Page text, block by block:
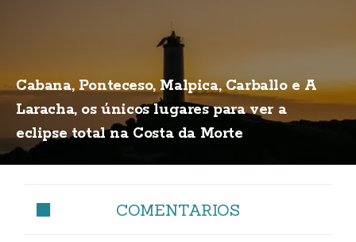
Cabana, Ponteceso, Malpica, Carballo e A
Laracha, os únicos lugares para ver a
eclipse total na Costa da Morte
COMENTARIOS